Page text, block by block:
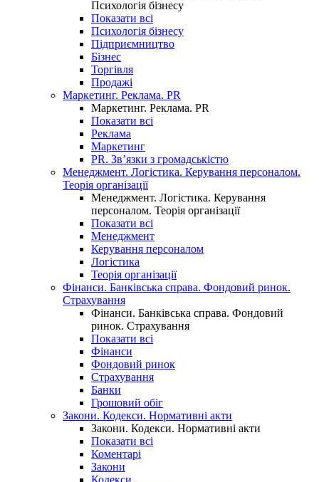
Психологія бізнесу
Показати всі
Психологія бізнесу
Підприємництво
Бізнес
Торгівля
Продажі
Маркетинг. Реклама. PR
Маркетинг. Реклама. PR
Показати всі
Реклама
Маркетинг
PR. Зв’язки з громадськістю
Менеджмент. Логістика. Керування персоналом.
Теорія організації
Менеджмент. Логістика. Керування
персоналом. Теорія організації
Показати всі
Менеджмент
Керування персоналом
Логістика
Теорія організації
Фінанси. Банківська справа. Фондовий ринок.
Страхування
Фінанси. Банківська справа. Фондовий
ринок. Страхування
Показати всі
Фінанси
Фондовий ринок
Страхування
Банки
Грошовий обіг
Закони. Кодекси. Нормативні акти
Закони. Кодекси. Нормативні акти
Показати всі
Коментарі
Закони
Кодекси